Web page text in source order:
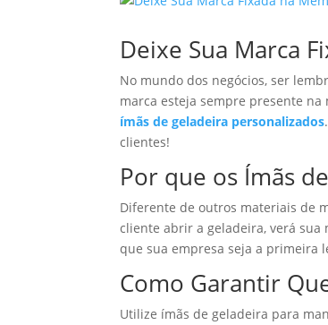
Deixe Sua Marca
No mundo dos negócios, ser
marca esteja sempre presente
ímãs de geladeira personalizados
clientes!
Por que os Ímãs
Diferente de outros materiais de
cliente abrir a geladeira, verá sua
que sua empresa seja a primeira
Como Garantir
Utilize ímãs de geladeira para